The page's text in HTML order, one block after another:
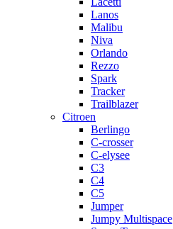
Lanos
Malibu
Niva
Orlando
Rezzo
Spark
Tracker
Trailblazer
Citroen
Berlingo
C-crosser
C-elysee
C3
C4
C5
Jumper
Jumpy Multispace